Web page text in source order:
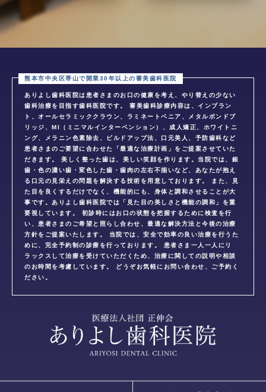
ありよし歯科医院は患者さまのお口の健康を考え、やり替えの少ない
歯科治療を目指す歯科医院です。 審美歯科診療内容は、インプラン
ト、オールセラミッククラウン、ラミネートベニア、メタルボンドブ
リッジ、MI（ミニマルインターベンション）、成人矯正、ホワイトニ
ング、メラニン色素除去、ビルドアップ法、口元美人、予防歯科など
患者さまのご要望に合わせた「最適な治療計画」をご提案させていた
だきます。 美しく整った歯は、美しい笑顔を作ります。当院では、銀
歯・色の濃い歯・変色した歯・歯肉の左右不揃いなど、あなたが抱え
る口元の見栄えの問題を解決する技術を用意しております。 また、見
た目を良くするだけでなく、機能的にも、身体と調和させることが大
事です。ありよし歯科医院では「見た目の美しさと機能の調和」を重
要視しています。 初診時にはお口の状態を把握するために検査を行
い、患者さまのご希望と照らし合わせ、最適な解決方法と今後の治療
方針をご提案いたします。 当院では、安全で効率の良い治療を行うた
めに、完全予約制の診療を行っております。 患者さま一人一人にリ
ラックスして治療を受けていただくため、治療に関しての説明や相談
のお時間を考慮しています。 どうぞお気軽にお問い合わせ、ご予約く
ださい。